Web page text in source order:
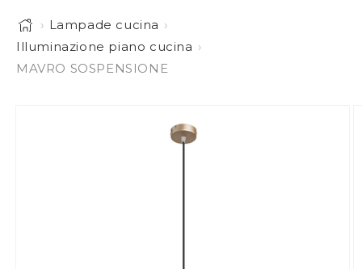
› Lampade cucina ›
Illuminazione piano cucina ›
MAVRO SOSPENSIONE